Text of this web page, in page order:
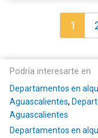
1
Podría interesarte en
Departamentos en
Aguascalientes,
Aguascalientes
Departamentos en